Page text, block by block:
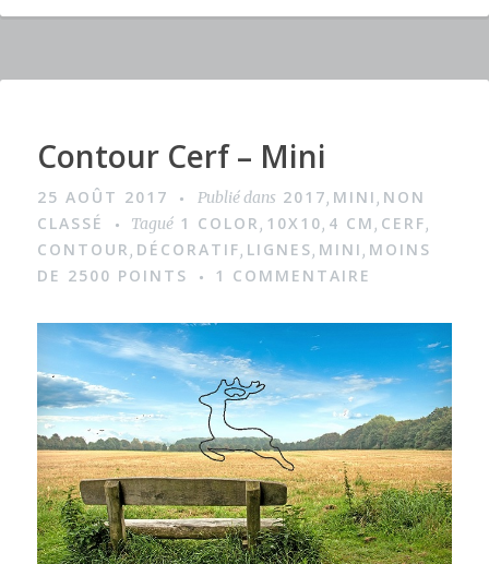
b
o
r
stg
I
a
g
e
Contour Cerf – Mini
25 AOÛT 2017 Publié dans 2017, MINI, NON
CLASSÉ
Tagué 1 COLOR, 10X10, 4 CM, CERF,
CONTOUR, DÉCORATIF, LIGNES, MINI, MOINS
DE 2500 POINTS
1 COMMENTAIRE